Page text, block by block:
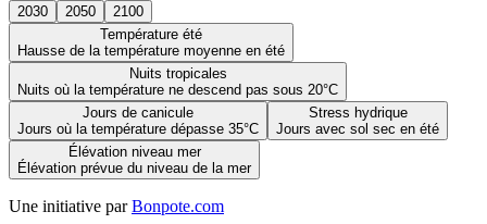
2030 2050
2100
Température été
Hausse de la température moyenne en été
Nuits tropicales
Nuits où la température ne descend pas sous 20°C
Jours de canicule
Jours où la température dépasse 35°C
Stress hydrique
Jours avec sol sec en été
Élévation niveau mer
Élévation prévue du niveau de la mer
Une initiative par Bonpote.com